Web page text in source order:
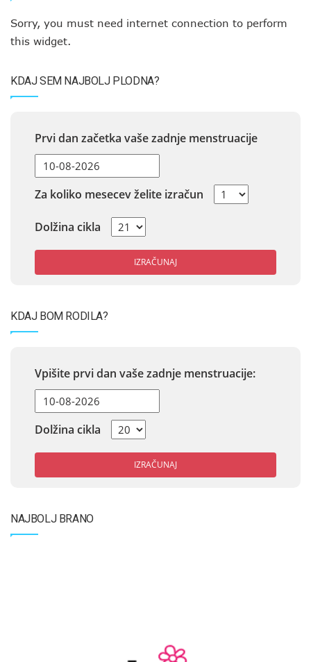
Sorry, you must need internet connection to perform
this widget.
KDAJ SEM NAJBOLJ PLODNA?
Prvi dan začetka vaše zadnje menstruacije
Za koliko mesecev želite izračun
Dolžina cikla
IZRAČUNAJ
KDAJ BOM RODILA?
Vpišite prvi dan vaše zadnje menstruacije:
Dolžina cikla
IZRAČUNAJ
NAJBOLJ BRANO